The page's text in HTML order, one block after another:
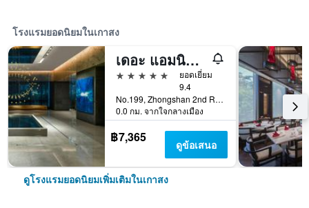
โรงแรมยอดนิยมในเกาสง
เดอะ แอมนิส, อะ ลักชัวรี คอลเลกชัน โรงแรม, เกาสง
5 ดาว
ยอดเยี่ยม
9.4
No.199, Zhongshan 2nd Rd, Qianzhen Dist., เกาสง, ไต้หวัน
0.0 กม. จากใจกลางเมือง
฿7,365 ดูข้อเสนอ
ดูโรงแรมยอดนิยมเพิ่มเติมในเกาสง